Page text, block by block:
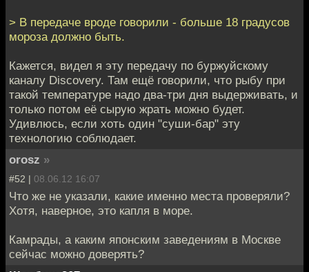
> В передаче вроде говорили - больше 18 градусов
мороза должно быть.
Кажется, видел я эту передачу по буржуйскому
каналу Discovery. Там ещё говорили, что рыбу при
такой температуре надо два-три дня выдерживать, и
только потом её сырую жрать можно будет.
Удивлюсь, если хоть один "суши-бар" эту
технологию соблюдает.
orosz »
#52 | 08.06.12 16:07
Что же не указали, какие именно места проверяли?
Хотя, наверное, это капля в море.
Камрады, а каким японским заведениям в Москве
сейчас можно доверять?